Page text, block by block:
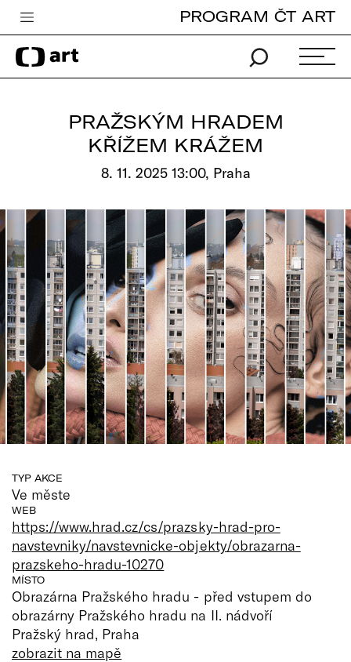
Česká televize
Zpravodajství
Vše o ČT
PROGRAM ČT ART
PRAŽSKÝM HRADEM
KŘÍŽEM KRÁŽEM
8. 11. 2025 13:00, Praha
TYP AKCE
Ve měste
WEB
https://www.hrad.cz/cs/prazsky-hrad-pro-
navstevniky/navstevnicke-objekty/obrazarna-
prazskeho-hradu-10270
MÍSTO
Obrazárna Pražského hradu - před vstupem do
obrazárny Pražského hradu na II. nádvoří
Pražský hrad, Praha
zobrazit na mapě